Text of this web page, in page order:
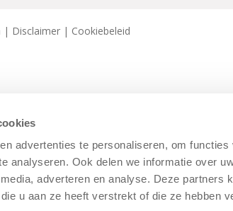
advertenties te personaliseren, om
analyseren. Ook delen we informatie over
adverteren en analyse. Deze partners
u aan ze heeft verstrekt of die ze hebben
| Disclaimer | Cookiebeleid